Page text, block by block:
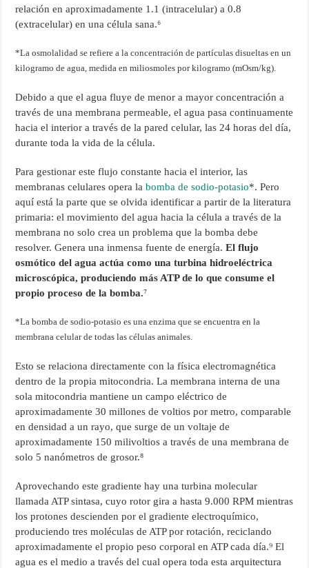
relación en aproximadamente 1.1 (intracelular) a 0.8
(extracelular) en una célula sana.⁶
*La osmolalidad se refiere a la concentración de partículas disueltas en un
kilogramo de agua, medida en miliosmoles por kilogramo (mOsm/kg).
Debido a que el agua fluye de menor a mayor concentración a
través de una membrana permeable, el agua pasa continuamente
hacia el interior a través de la pared celular, las 24 horas del día,
durante toda la vida de la célula.
Para gestionar este flujo constante hacia el interior, las
membranas celulares opera labomba de sodio-potasio*. Pero
aquí está la parte que se olvida identificar a partir de la literatura
primaria: el movimiento del agua hacia la célula a través de la
membrana no solo crea un problema que la bomba debe
resolver. Genera una inmensa fuente de energía.El flujo
osmótico del agua actúa como una turbina hidroeléctrica
microscópica, produciendo más ATP de lo que consume el
propio proceso de la bomba.⁷
*La bomba de sodio-potasio es una enzima que se encuentra en la
membrana celular de todas las células animales.
Esto se relaciona directamente con la física electromagnética
dentro de la propia mitocondria. La membrana interna de una
sola mitocondria mantiene un campo eléctrico de
aproximadamente 30 millones de voltios por metro, comparable
en densidad a un rayo, que surge de un voltaje de
aproximadamente 150 milivoltios a través de una membrana de
solo 5 nanómetros de grosor.⁸
Aprovechando este gradiente hay una turbina molecular
llamada ATP sintasa, cuyo rotor gira a hasta 9.000 RPM mientras
los protones descienden por el gradiente electroquímico,
produciendo tres moléculas de ATP por rotación, reciclando
aproximadamente el propio peso corporal en ATP cada día.⁹ El
agua es el medio a través del cual opera toda esta arquitectura